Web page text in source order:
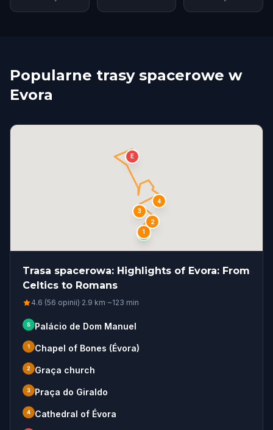
Popularne trasy spacerowe w
Evora
S
1
2
3
4
E
Trasa spacerowa: Highlights of Evora: From
Celtics to Romans
4.6 (56 opinii)·2.9 km·~123 min
S Palácio de Dom Manuel
1 Chapel of Bones (Évora)
2 Graça church
3 Praça do Giraldo
4 Cathedral of Évora